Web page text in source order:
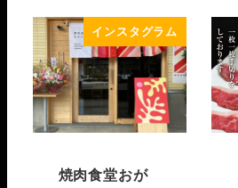
インスタグラム
焼肉食堂おが